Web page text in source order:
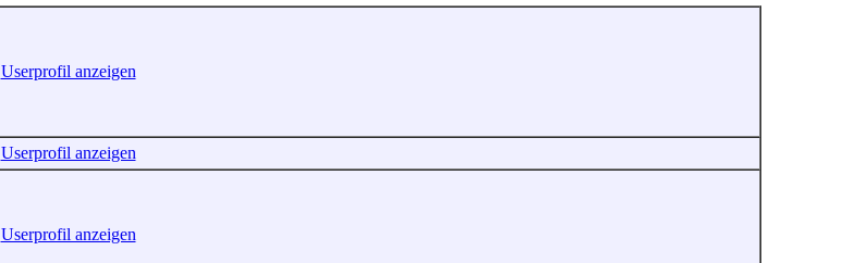
Userprofil anzeigen
Userprofil anzeigen
Userprofil anzeigen